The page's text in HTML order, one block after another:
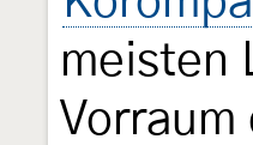
meisten